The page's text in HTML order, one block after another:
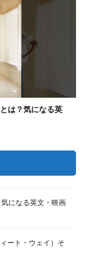
は？気になる英
になる英文・映画
ート・ウェイ）そ